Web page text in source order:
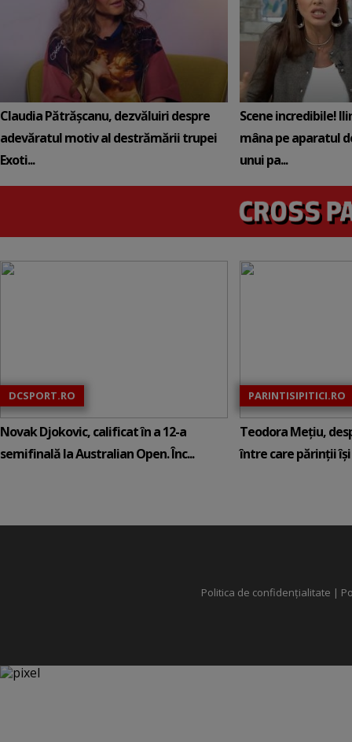
Claudia Pătrășcanu, dezvăluiri despre
adevăratul motiv al destrămării trupei
Exoti...
Scene incredibile!
mâna pe aparatul
unui pa...
DCSPORT.RO
Novak Djokovic, calificat în a 12-a
semifinală la Australian Open. Înc...
PARINTISIPITICI.RO
Teodora Mețiu,
între care părinții își
Politica de confidențialitate |